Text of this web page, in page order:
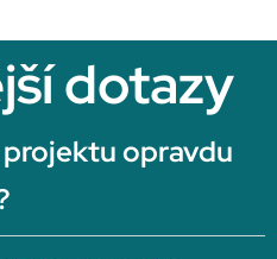
dotazy
opravdu